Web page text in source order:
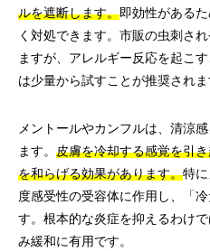
ルを遮断します。即効性がある
く対処できます。市販の虫刺さ
ますが、アレルギー反応を起こ
は少量から試すことが推奨されま
メントールやカンフルは、清涼
ます。 皮膚を冷却する感覚を引
を和らげる効果があります。特
度感受性の受容体に作用し、「
す。根本的な炎症を抑えるわけ
み緩和に有用です。